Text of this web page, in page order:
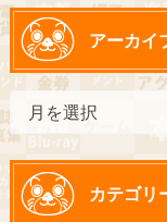
アーカイ
カテゴリ